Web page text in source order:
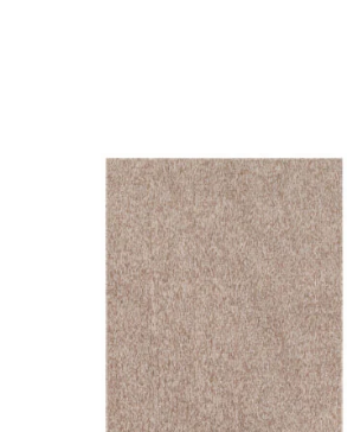
die die Art und Weise ändern, wie die
oder die Region, in der Sie sich befinden.
Benutzer auf der Website verhalten,
zu verfolgen. Das Ziel ist es, Anzeigen